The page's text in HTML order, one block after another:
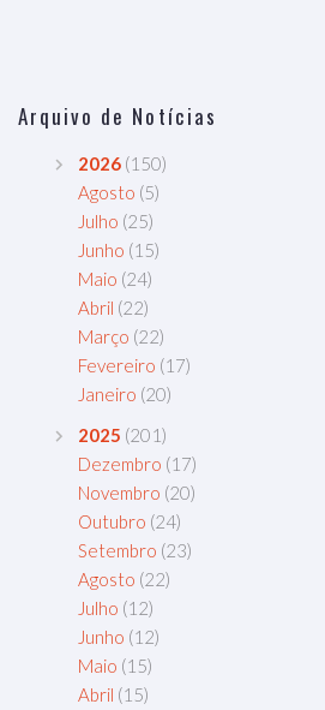
Arquivo de Notícias
2026 (150)
Agosto (5)
Julho (25)
Junho (15)
Maio (24)
Abril (22)
Março (22)
Fevereiro (17)
Janeiro (20)
2025 (201)
Dezembro (17)
Novembro (20)
Outubro (24)
Setembro (23)
Agosto (22)
Julho (12)
Junho (12)
Maio (15)
Abril (15)